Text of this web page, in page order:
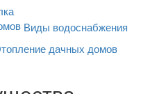
Виды водоснабжения
дачных домов